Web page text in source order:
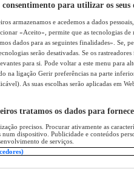
para utilizar os seus
armazenamos e acedemos a dados
«Aceito», permite que as tecnologias de
dados para as seguintes finalidades».
serão desativadas. Se os
para si. Pode voltar a este menu para
na ligação Gerir preferências na parte
As suas escolhas serão aplicadas em
tratamos os dados para
precisos. Procurar ativamente as
num dispositivo. Publicidade e conteúdos
de serviços.